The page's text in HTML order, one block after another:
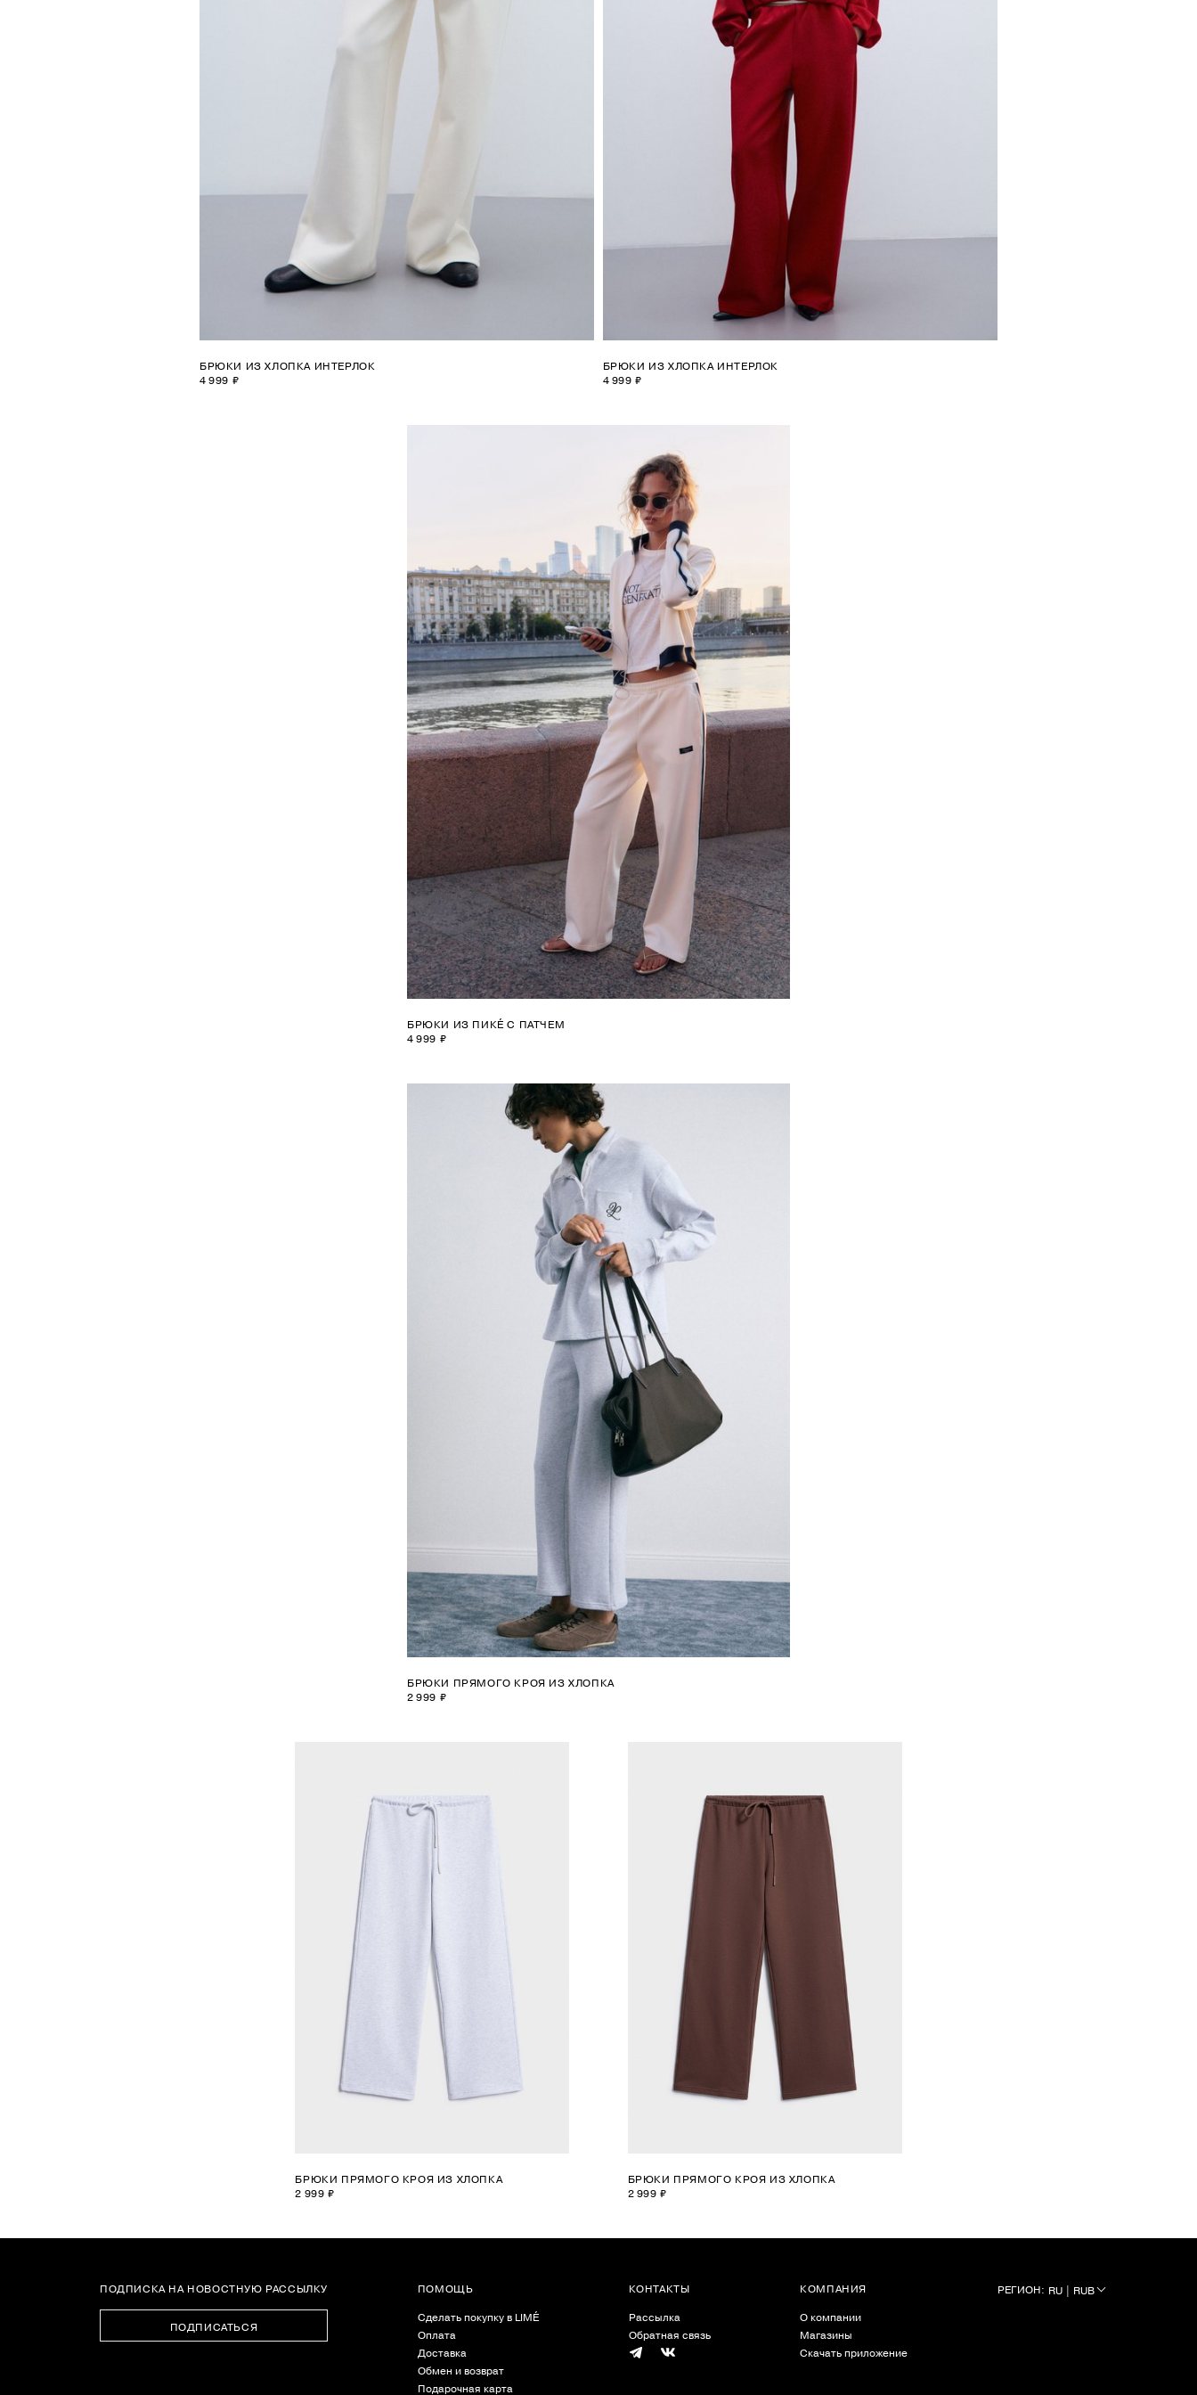
БРЮКИ ИЗ ХЛОПКА ИНТЕРЛОК
4 999 ₽
БРЮКИ ИЗ ХЛОПКА ИНТЕРЛОК
4 999 ₽
БРЮКИ ИЗ ПИКЕ́ С ПАТЧЕМ
4 999 ₽
БРЮКИ ПРЯМОГО КРОЯ ИЗ ХЛОПКА
2 999 ₽
БРЮКИ ПРЯМОГО КРОЯ ИЗ ХЛОПКА
2 999 ₽
БРЮКИ ПРЯМОГО КРОЯ ИЗ ХЛОПКА
2 999 ₽
ПОДПИСКА НА НОВОСТНУЮ РАССЫЛКУ
ПОДПИСАТЬСЯ
ПОМОЩЬ
Сделать покупку в LIMÉ
Оплата
Доставка
Обмен и возврат
Подарочная карта
КОНТАКТЫ
Рассылка
Обратная связь
КОМПАНИЯ
О компании
Магазины
Скачать приложение
РЕГИОН: RU | RUB